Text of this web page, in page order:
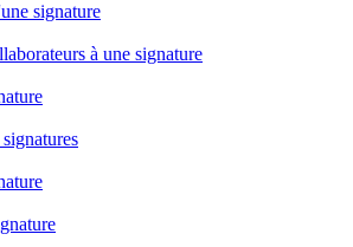
signature
à une signature